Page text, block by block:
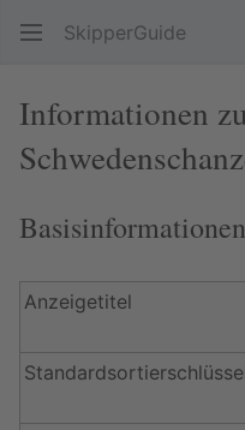
SkipperGuide
Informationen
Basisinformationen
Anzeigetitel